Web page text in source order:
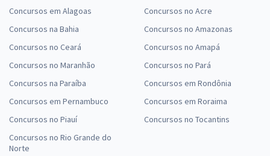
Concursos em Alagoas
Concursos na Bahia
Concursos no Ceará
Concursos no Maranhão
Concursos na Paraíba
Concursos em Pernambuco
Concursos no Piauí
Concursos no Rio Grande do
Norte
Concursos no Acre
Concursos no Amazonas
Concursos no Amapá
Concursos no Pará
Concursos em Rondônia
Concursos em Roraima
Concursos no Tocantins